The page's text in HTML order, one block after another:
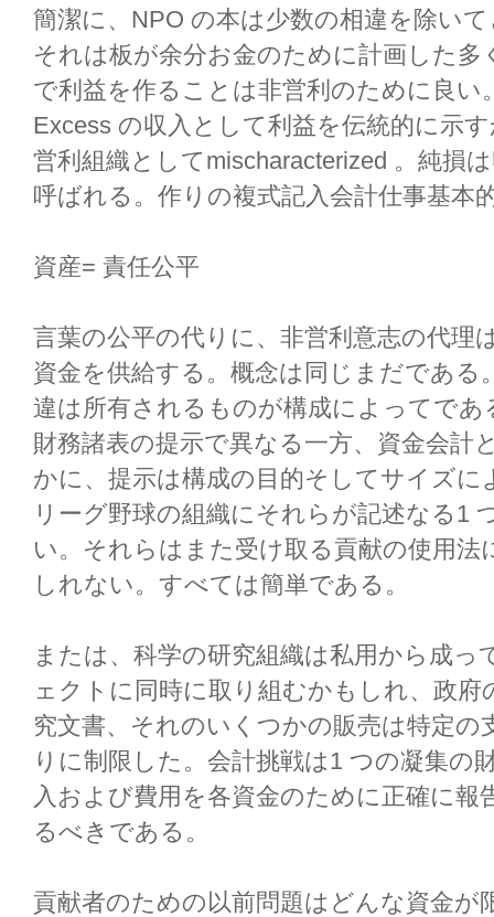
簡潔に、NPO の本は少数の相違を除い
それは板が余分お金のために計画した
で利益を作ることは非営利のために良い
Excess の収入として利益を伝統的に示
営利組織としてmischaracterized 。純損
呼ばれる。作りの複式記入会計仕事基本
資産= 責任公平
言葉の公平の代りに、非営利意志の代理
資金を供給する。概念は同じまだである
違は所有されるものが構成によってであ
財務諸表の提示で異なる一方、資金会計
かに、提示は構成の目的そしてサイズ
リーグ野球の組織にそれらが記述なる1
い。それらはまた受け取る貢献の使用
しれない。すべては簡単である。
または、科学の研究組織は私用から成
ェクトに同時に取り組むかもしれ、政府
究文書、それのいくつかの販売は特定
りに制限した。会計挑戦は1 つの凝集の
入および費用を各資金のために正確に
るべきである。
貢献者のための以前問題はどんな資金